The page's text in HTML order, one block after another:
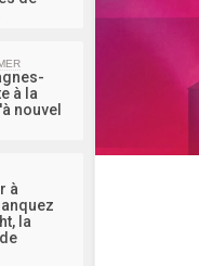
à la
nouvel
à
la